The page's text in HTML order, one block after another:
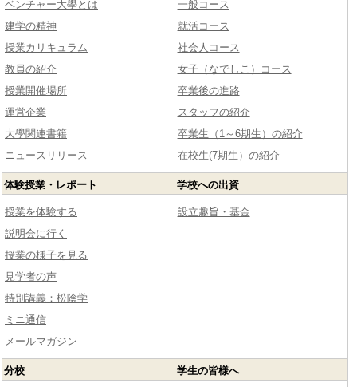
ベンチャー大學とは
建学の精神
授業カリキュラム
教員の紹介
授業開催場所
運営企業
大學関連書籍
ニュースリリース
一般コース
就活コース
社会人コース
女子（なでしこ）コース
卒業後の進路
スタッフの紹介
卒業生（1～6期生）の紹介
在校生(7期生）の紹介
体験授業・レポート
授業を体験する
説明会に行く
授業の様子を見る
見学者の声
特別講義：松陰学
ミニ通信
メールマガジン
学校への出資
設立趣旨・基金
分校 学生の皆様へ